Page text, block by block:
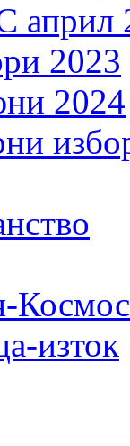
април
2023
2024
Космос
изток